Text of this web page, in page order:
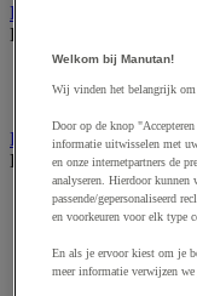
Bewegwijzering en
Bekijk de hele
Pictogram
Folderrek en -houder
Bekijk de hele
Folderrek
Mobiel folderrek
Tafel
Welkom bij Manutan!
Wij vinden het belangrijk om
Door op de knop
informatie uitwisselen met
en onze internetpartners de
analyseren. Hierdoor kunnen
passende/gepersonaliseerd
en voorkeuren voor elk type
En als je ervoor kiest om je
meer informatie verwijzen we